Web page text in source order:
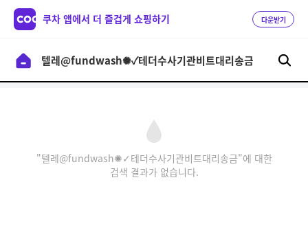
쿠차 앱에서 더 즐겁게 쇼핑하기 다운받기
"텔레@fundwash✺✓테더수사기관비트대리송금"에 대한
검색 결과가 없습니다.